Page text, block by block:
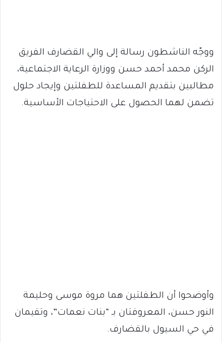
ووجّه الناشطون رسالة إلى والي القضارف الفريق
الركن محمد أحمد حسن ووزارة الرعاية الاجتماعية،
مطالبين بتقديم المساعدة للطفلتين وإيجاد حلول
تضمن لهما الحصول على الاحتياجات الأساسية.
وأوضحوا أن الطفلتين هما مروة موسى وحليمة
النور حسن، المعروفتان بـ “بنات نعمات”، وتقيمان
في حي السيول بالقضارف.